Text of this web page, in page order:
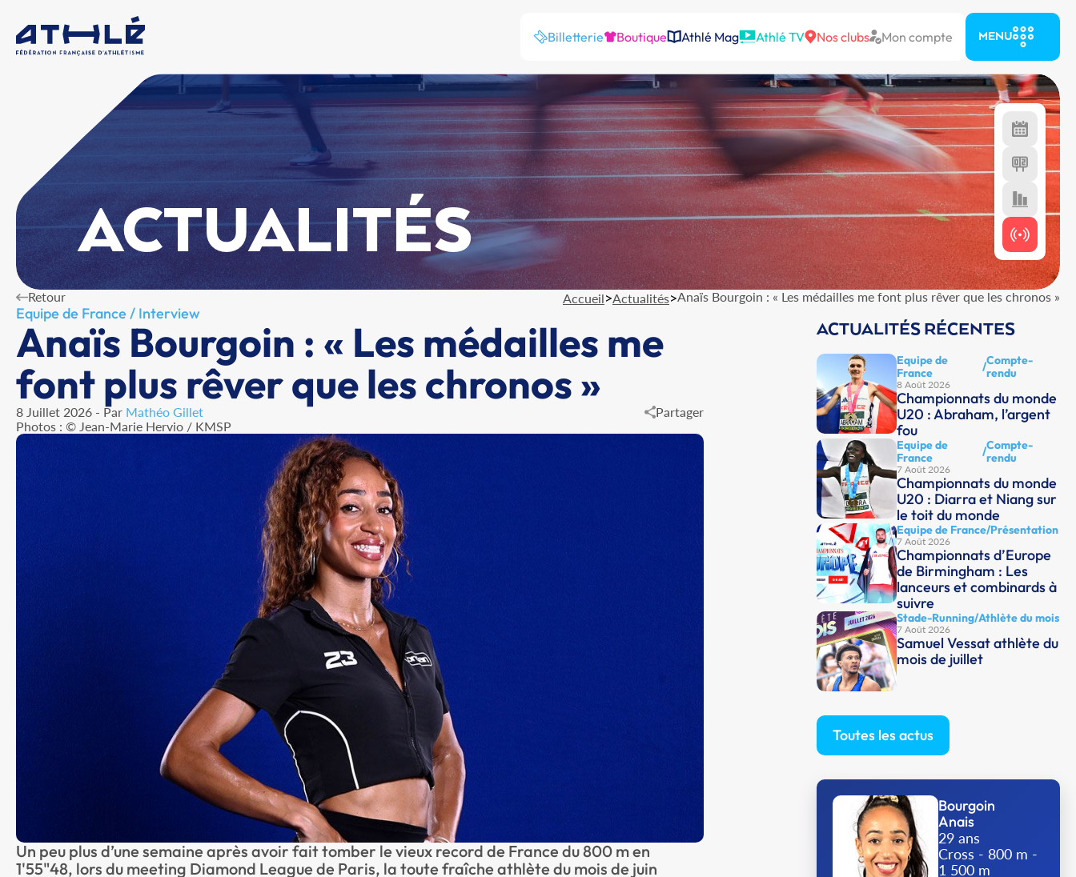
Billetterie Boutique Athlé Mag Athlé TV Nos clubs Mon compte MENU
ACTUALITÉS
Retour Accueil>Actualités>Anaïs Bourgoin : « Les médailles me font plus rêver que les chronos »
Equipe de France / Interview
Anaïs Bourgoin : « Les médailles me
font plus rêver que les chronos »
8 Juillet 2026 - Par Mathéo Gillet
Photos : © Jean-Marie Hervio / KMSP
Partager
Un peu plus d’une semaine après avoir fait tomber le vieux record de France du 800 m en
1'55"48, lors du meeting Diamond League de Paris, la toute fraîche athlète du mois de juin
ACTUALITÉS RÉCENTES
Equipe de
France
/Compte-
rendu
8 Août 2026
Championnats du monde
U20 : Abraham, l’argent
fou
Equipe de
France
/Compte-
rendu
7 Août 2026
Championnats du monde
U20 : Diarra et Niang sur
le toit du monde
Equipe de France/Présentation
7 Août 2026
Championnats d’Europe
de Birmingham : Les
lanceurs et combinards à
suivre
Stade-Running/Athlète du mois
7 Août 2026
Samuel Vessat athlète du
mois de juillet
Toutes les actus
Bourgoin
Anais
29 ans
Cross - 800 m -
1 500 m